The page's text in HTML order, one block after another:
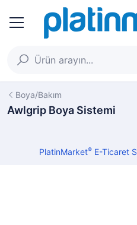
Boya/Bakım
Awlgrip Boya Sistemi
PlatinMarket®E-Ticaret